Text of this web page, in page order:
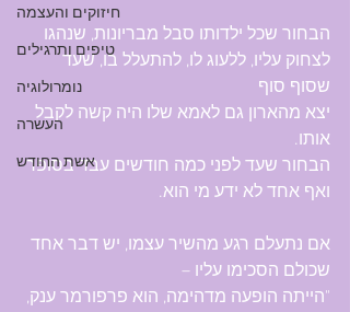
חיזוקים והעצמה
טיפים ותרגילים
נומרולוגיה
העשרה
אשת החודש
הבחור שכל ילדותו סבל מבריונות, שנהגו
לצחוק עליו, ללעוג לו, להתעלל בו, שעד
שסוף סוף
יצא מהארון גם לאמא שלו היה קשה לקבל
אותו.
הבחור שעד לפני כמה חודשים עבד בסופר
ואף אחד לא ידע מי הוא.
אם נתעלם רגע מהשיר עצמו, יש דבר אחד
שכולם הסכימו עליו –
"הייתה הופעה מדהימה, הוא פרפורמר ענק,